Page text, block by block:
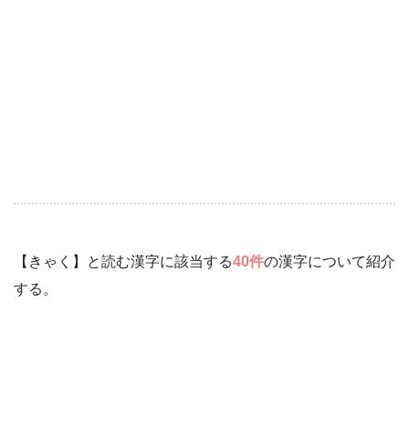
【きゃく】と読む漢字に該当する40件の漢字について紹介
する。